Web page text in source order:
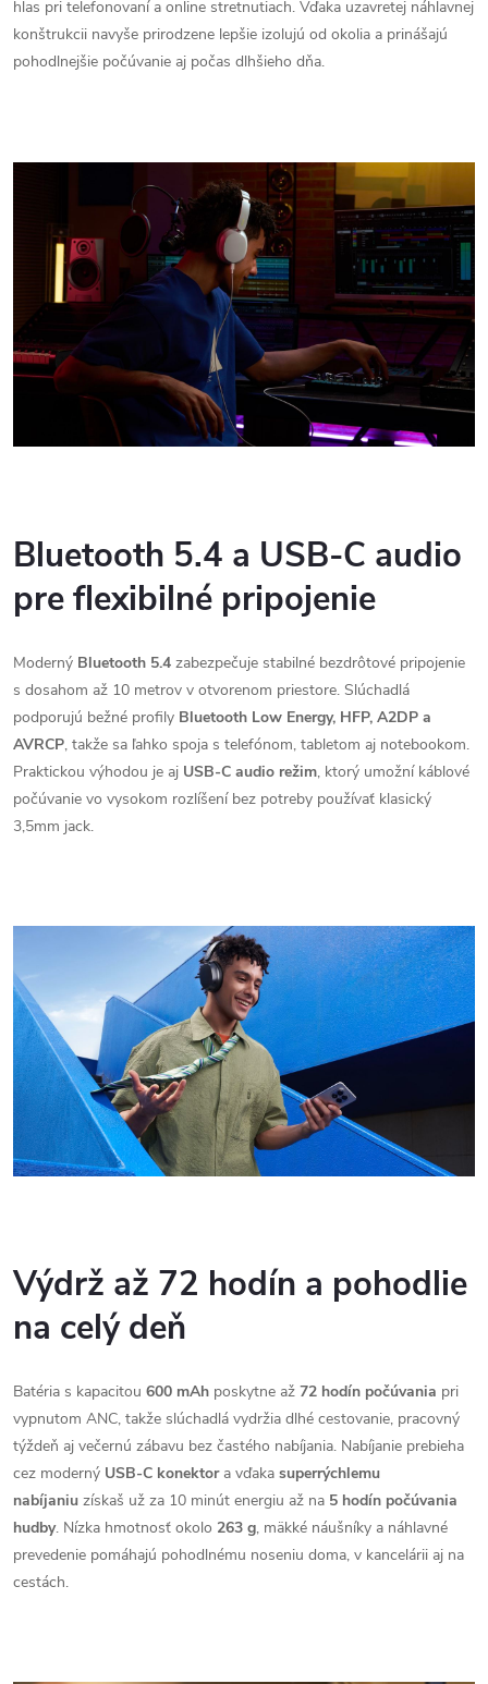
hlas pri telefonovaní a online stretnutiach. Vďaka uzavretej náhlavnej
konštrukcii navyše prirodzene lepšie izolujú od okolia a prinášajú
pohodlnejšie počúvanie aj počas dlhšieho dňa.
Bluetooth 5.4 a USB-C audio
pre flexibilné pripojenie
Moderný Bluetooth 5.4 zabezpečuje stabilné bezdrôtové pripojenie
s dosahom až 10 metrov v otvorenom priestore. Slúchadlá
podporujú bežné profily Bluetooth Low Energy, HFP, A2DP a
AVRCP, takže sa ľahko spoja s telefónom, tabletom aj notebookom.
Praktickou výhodou je aj USB-C audio režim, ktorý umožní káblové
počúvanie vo vysokom rozlíšení bez potreby používať klasický
3,5mm jack.
Výdrž až 72 hodín a pohodlie
na celý deň
Batéria s kapacitou 600 mAh poskytne až 72 hodín počúvania pri
vypnutom ANC, takže slúchadlá vydržia dlhé cestovanie, pracovný
týždeň aj večernú zábavu bez častého nabíjania. Nabíjanie prebieha
cez moderný USB-C konektora vďaka superrýchlemu
nabíjaniu získaš už za 10 minút energiu až na 5 hodín počúvania
hudby. Nízka hmotnosť okolo 263 g, mäkké náušníky a náhlavné
prevedenie pomáhajú pohodlnému noseniu doma, v kancelárii aj na
cestách.